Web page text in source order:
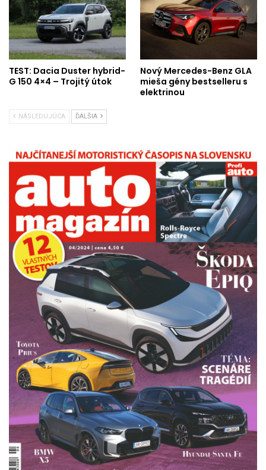
TEST: Dacia Duster hybrid-
G 150 4×4 – Trojitý útok
Nový Mercedes-Benz GLA
mieša gény bestselleru s
elektrinou
NÁSLEDUJÚCA ĎALŠIA